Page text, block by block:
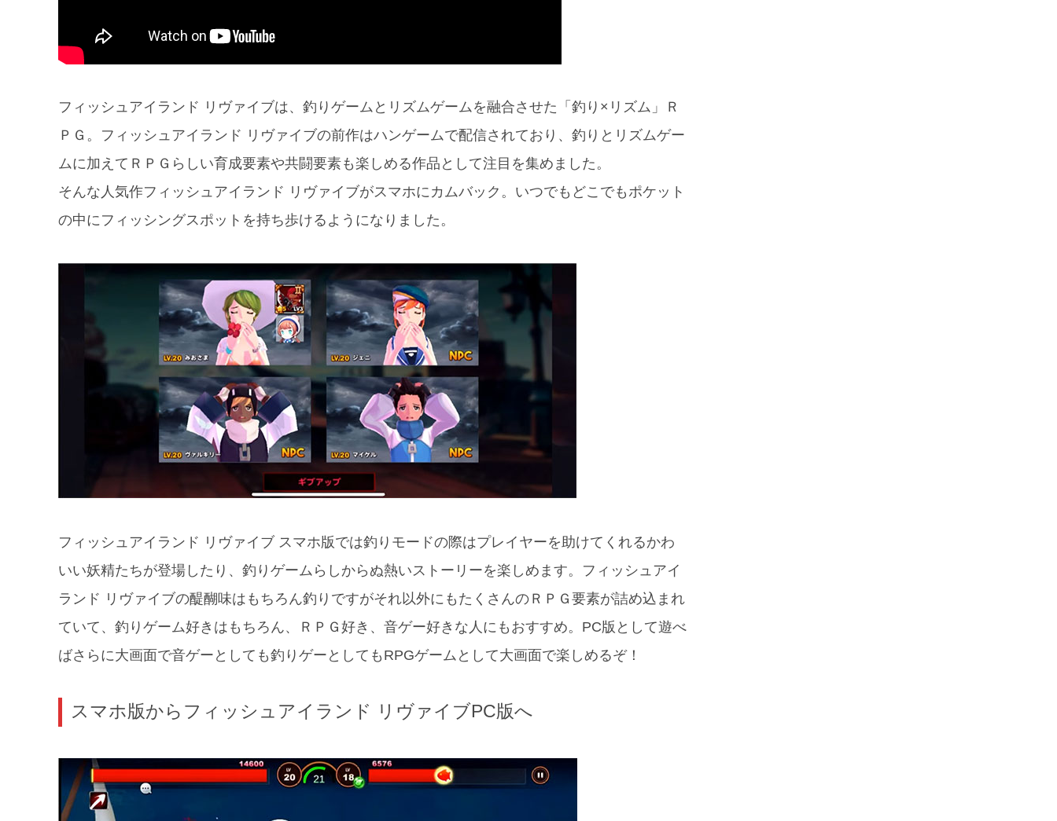
フィッシュアイランド リヴァイブは、釣りゲームとリズムゲームを融合させた「釣り×リズム」Ｒ
ＰＧ。フィッシュアイランド リヴァイブの前作はハンゲームで配信されており、釣りとリズムゲー
ムに加えてＲＰＧらしい育成要素や共闘要素も楽しめる作品として注目を集めました。
そんな人気作フィッシュアイランド リヴァイブがスマホにカムバック。いつでもどこでもポケット
の中にフィッシングスポットを持ち歩けるようになりました。
フィッシュアイランド リヴァイブ スマホ版では釣りモードの際はプレイヤーを助けてくれるかわ
いい妖精たちが登場したり、釣りゲームらしからぬ熱いストーリーを楽しめます。フィッシュアイ
ランド リヴァイブの醍醐味はもちろん釣りですがそれ以外にもたくさんのＲＰＧ要素が詰め込まれ
ていて、釣りゲーム好きはもちろん、ＲＰＧ好き、音ゲー好きな人にもおすすめ。PC版として遊べ
ばさらに大画面で音ゲーとしても釣りゲーとしてもRPGゲームとして大画面で楽しめるぞ！
スマホ版からフィッシュアイランド リヴァイブPC版へ